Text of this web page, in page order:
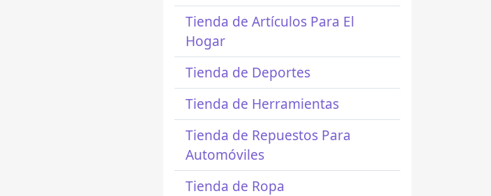
Tienda de Artículos Para El
Hogar
Tienda de Deportes
Tienda de Herramientas
Tienda de Repuestos Para
Automóviles
Tienda de Ropa